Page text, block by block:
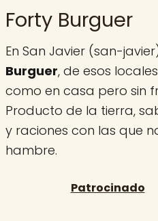
Forty Burguer
En San Javier (san-
Burguer, de esos
como en casa pero sin
Producto de la tierra,
y raciones con las que
hambre.